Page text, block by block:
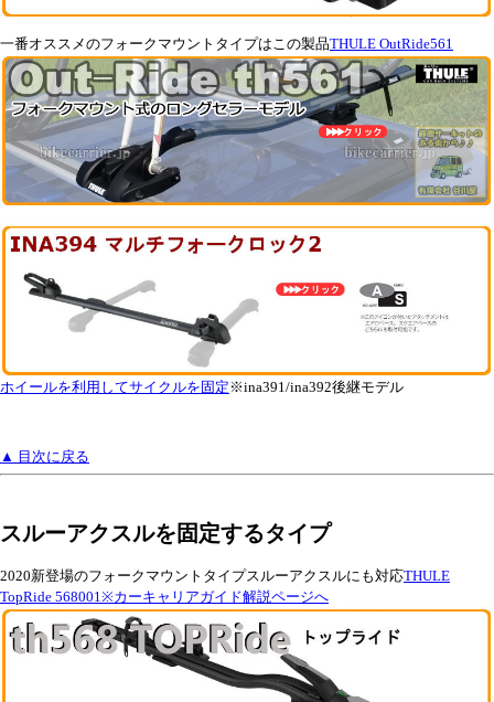
一番オススメのフォークマウントタイプはこの製品THULE OutRide561
ホイールを利用してサイクルを固定 ※ina391/ina392後継モデル
▲ 目次に戻る
スルーアクスルを固定するタイプ
2020新登場のフォークマウントタイプスルーアクスルにも対応THULE
TopRide 568001※カーキャリアガイド解説ページへ